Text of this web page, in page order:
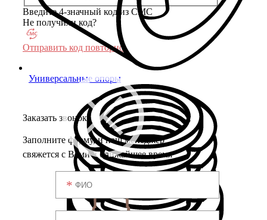
Универсальные опоры
Введите 4-значный код из СМС
Не получили код?
Отправить код повторно
Заказать звонок
Заполните форму, и наш менеджер
свяжется с Вами в ближайшее время